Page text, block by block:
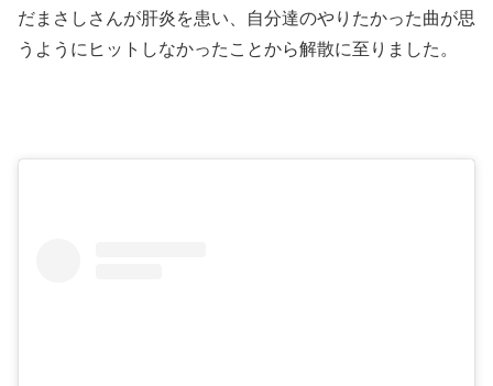
だまさしさんが肝炎を患い、自分達のやりたかった曲が思
うようにヒットしなかったことから解散に至りました。